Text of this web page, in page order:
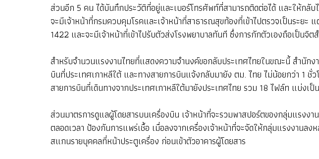
ส่วนอีก 5 คน ได้บันทึกประวัติที่อยู่และเบอร์โทรศัพท์ที่สามารถติดต่อได้ และให้กลับ
จะมีเจ้าหน้าที่กรมควบคุมโรคและเจ้าหน้าที่สาธารณสุขท้องที่เข้าไปตรวจเป็นระยะ
1422 และจะมีเจ้าหน้าที่เข้าไปรับตัวส่งโรงพยาบาลทันที ซึ่งการกักตัวเองถือเป็นจิ
สำหรับจำนวนแรงงานไทยที่แสดงความจำนงค์ขอกลับประเทศไทยในขณะนี้ สำนักง
บินที่ประเทศเกาหลีใต้ และทางสายการบินแจ้งกลับมายัง ตม. ไทย ไม่น้อยกว่า 1
สายการบินที่เดินทางจากประเทศเกาหลีใต้มายังประเทศไทย รวม 18 ไฟล์ท แบ่ง
ส่วนมาตรการดูแลผู้โดยสารบนเครื่องบิน เจ้าหน้าที่จะรวมพาสปอร์ตของกลุ่มแร
ตลอดเวลา ป้องกันการแพร่เชื้อ เมื่อลงจากเครื่องเจ้าหน้าที่จะจัดให้กลุ่มแรงงาน
สแกนรายบุคคลที่หน้าประตูเครื่อง ก่อนเข้าตัวอาคารผู้โดยสาร